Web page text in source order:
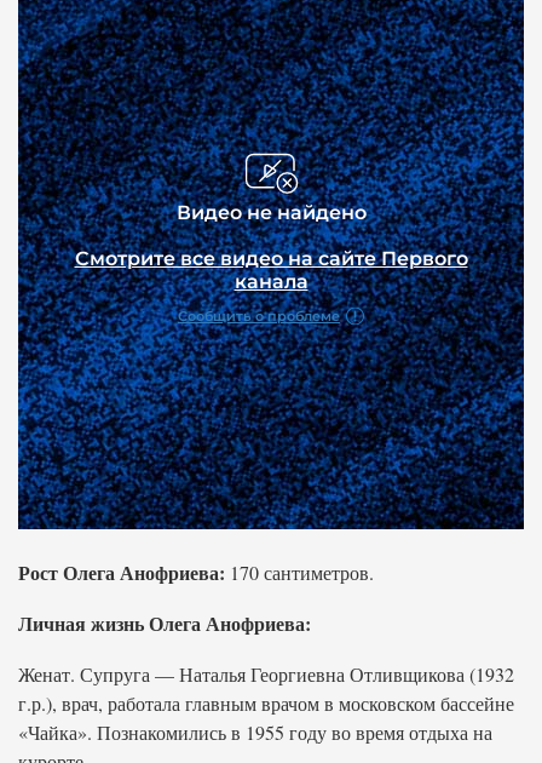
Рост Олега Анофриева: 170 сантиметров.
Личная жизнь Олега Анофриева:
Женат. Супруга — Наталья Георгиевна Отливщикова (1932
г.р.), врач, работала главным врачом в московском бассейне
«Чайка». Познакомились в 1955 году во время отдыха на